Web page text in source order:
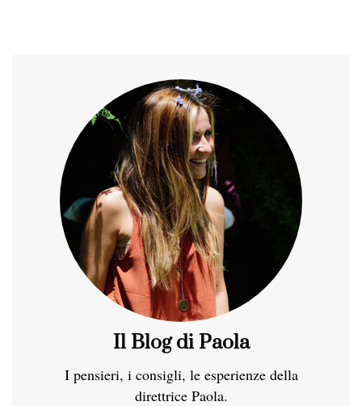
Il Blog di Paola
I pensieri, i consigli, le esperienze della
direttrice Paola.